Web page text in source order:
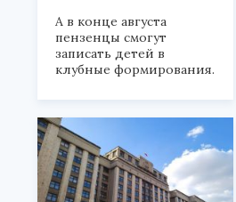
А в конце августа
пензенцы смогут
записать детей в
клубные формирования.